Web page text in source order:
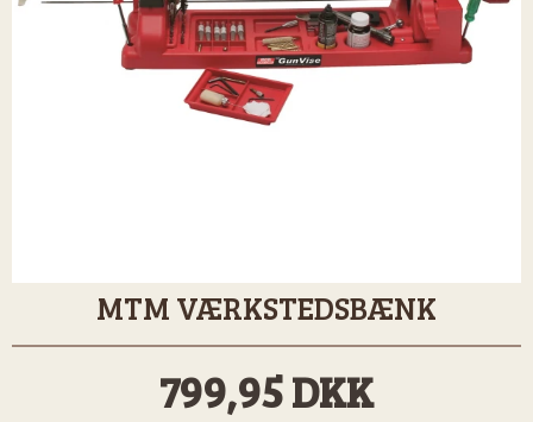
MTM VÆRKSTEDSBÆNK
799,95 DKK